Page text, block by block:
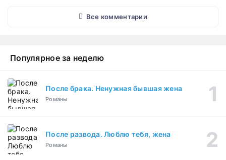
Все комментарии
Популярное за неделю
После брака. Ненужная бывшая жена
Романы
После развода. Люблю тебя, жена
Романы